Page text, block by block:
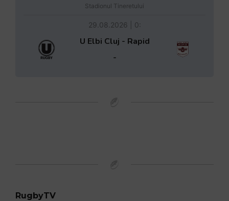
Stadionul Tineretului
29.08.2026 | 0:
U Elbi Cluj - Rapid
-
RugbyTV